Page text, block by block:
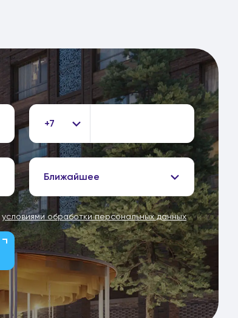
+7
Ближайшее
условиями обработки персональных данных